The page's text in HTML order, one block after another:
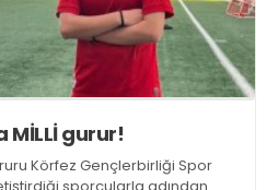
MİLLİ gurur!
Körfez Gençlerbirliği Spor